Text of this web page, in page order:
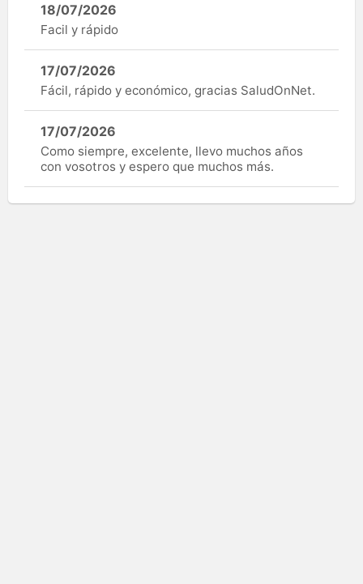
18/07/2026
Facil y rápido
17/07/2026
Fácil, rápido y económico, gracias SaludOnNet.
17/07/2026
Como siempre, excelente, llevo muchos años
con vosotros y espero que muchos más.